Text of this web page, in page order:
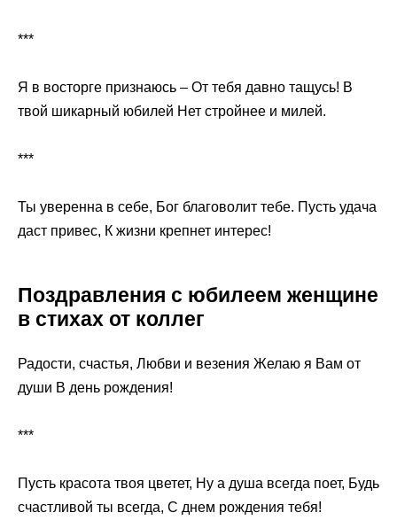
***
Я в восторге признаюсь – От тебя давно тащусь! В
твой шикарный юбилей Нет стройнее и милей.
***
Ты уверенна в себе, Бог благоволит тебе. Пусть удача
даст привес, К жизни крепнет интерес!
Поздравления с юбилеем женщине
в стихах от коллег
Радости, счастья, Любви и везения Желаю я Вам от
души В день рождения!
***
Пусть красота твоя цветет, Ну а душа всегда поет, Будь
счастливой ты всегда, С днем рождения тебя!